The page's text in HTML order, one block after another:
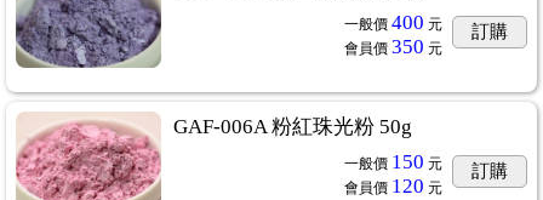
一般價 400 元
會員價 350 元
訂購
GAF-006A 粉紅珠光粉 50g
一般價 150 元
會員價 120 元
訂購